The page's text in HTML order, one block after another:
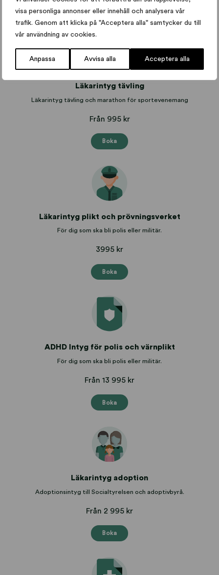
visa personliga annonser eller innehåll och analysera vår
trafik. Genom att klicka på "Acceptera alla" samtycker du till
vår användning av cookies.
Anpassa Avvisa alla Acceptera alla
Boka
Läkarintyg tävling
Läkarintyg tävling och marathon för sportevenemang
Från 995 kr
Boka
Läkarintyg plikt och prövningsverket
För dig som ska bli polis eller militär.
3995 kr
Boka
ADHD Intyg för polis och värnplikt
För dig som ska bli polis eller militär.
Från 13 995 kr
Boka
Läkarintyg adoption
Adoptionsintyg till Socialtyrelsen och adoptivbyrå.
Från 2 995 kr
Boka